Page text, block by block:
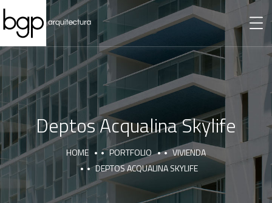
Deptos Acqualina Skylife
HOME PORTFOLIO
VIVIENDA
DEPTOS ACQUALINA SKYLIFE